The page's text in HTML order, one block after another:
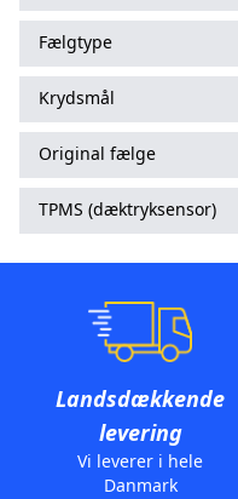
Fælgtype
Krydsmål
Original fælge
TPMS (dæktryksensor)
Landsdækkende
levering
Vi leverer i hele
Danmark